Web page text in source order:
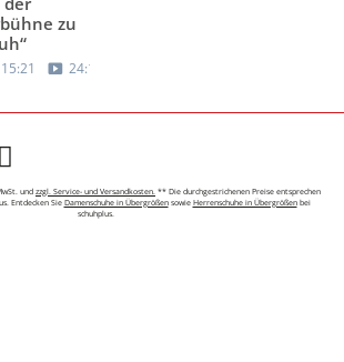
zu
15:21 24:13
und zzgl. Service- und Versandkosten. ** Die durchgestrichenen Preise entsprechen
Entdecken Sie Damenschuhe in Übergrößensowie Herrenschuhe in Übergrößenbei
schuhplus.